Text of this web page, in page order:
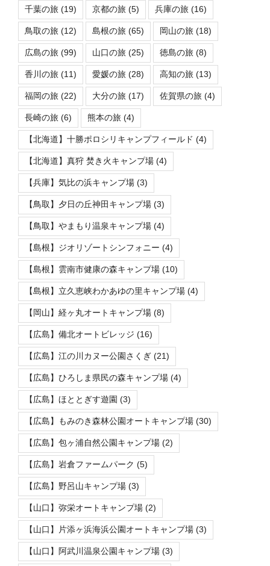
千葉の旅 (19) 京都の旅 (5) 兵庫の旅 (16)
鳥取の旅 (12) 島根の旅 (65) 岡山の旅 (18)
広島の旅 (99) 山口の旅 (25) 徳島の旅 (8)
香川の旅 (11) 愛媛の旅 (28) 高知の旅 (13)
福岡の旅 (22) 大分の旅 (17) 佐賀県の旅 (4)
長崎の旅 (6) 熊本の旅 (4)
【北海道】十勝ポロシリキャンプフィールド (4)
【北海道】真狩 焚き火キャンプ場 (4)
【兵庫】気比の浜キャンプ場 (3)
【鳥取】夕日の丘神田キャンプ場 (3)
【鳥取】やまもり温泉キャンプ場 (4)
【島根】ジオリゾートシンフォニー (4)
【島根】雲南市健康の森キャンプ場 (10)
【島根】立久恵峡わかあゆの里キャンプ場 (4)
【岡山】経ヶ丸オートキャンプ場 (8)
【広島】備北オートビレッジ (16)
【広島】江の川カヌー公園さくぎ (21)
【広島】ひろしま県民の森キャンプ場 (4)
【広島】ほととぎす遊園 (3)
【広島】もみのき森林公園オートキャンプ場 (30)
【広島】包ヶ浦自然公園キャンプ場 (2)
【広島】岩倉ファームパーク (5)
【広島】野呂山キャンプ場 (3)
【山口】弥栄オートキャンプ場 (2)
【山口】片添ヶ浜海浜公園オートキャンプ場 (3)
【山口】阿武川温泉公園キャンプ場 (3)